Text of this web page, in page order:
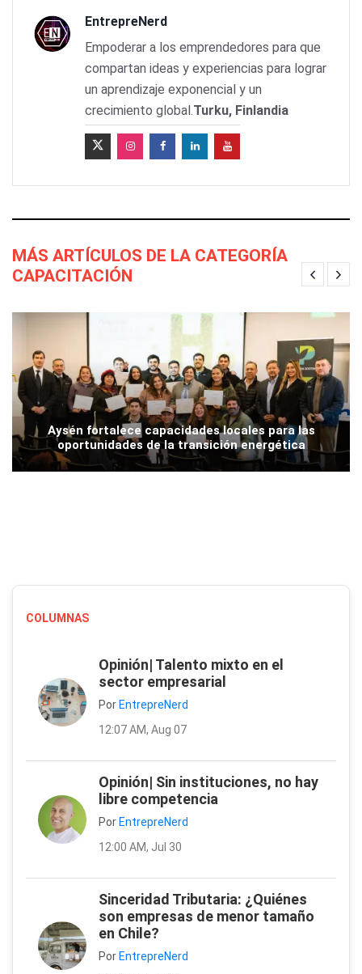
EntrepreNerd
Empoderar a los emprendedores para que
compartan ideas y experiencias para lograr
un aprendizaje exponencial y un
crecimiento global.Turku, Finlandia
MÁS ARTÍCULOS DE LA CATEGORÍA
CAPACITACIÓN
Aysén fortalece capacidades locales para las
oportunidades de la transición energética
COLUMNAS
Opinión| Talento mixto en el
sector empresarial
Por EntrepreNerd
12:07 AM, Aug 07
Opinión| Sin instituciones, no hay
libre competencia
Por EntrepreNerd
12:00 AM, Jul 30
Sinceridad Tributaria: ¿Quiénes
son empresas de menor tamaño
en Chile?
Por EntrepreNerd